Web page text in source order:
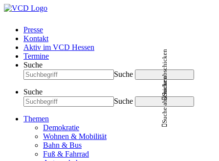
Presse
Kontakt
Aktiv im VCD Hessen
Termine
Suche
Suche
Suche abschicken
Suche
Suche
Suche abschicken
Themen
Demokratie
Wohnen & Mobilität
Bahn & Bus
Fuß & Fahrrad